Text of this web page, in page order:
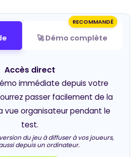
RECOMMANDÉ
🚀 Démo complète
Accès direct
immédiate depuis votre
passer facilement de la
vue organisateur pendant le
test.
du jeu à diffuser à vos joueurs,
depuis un ordinateur.